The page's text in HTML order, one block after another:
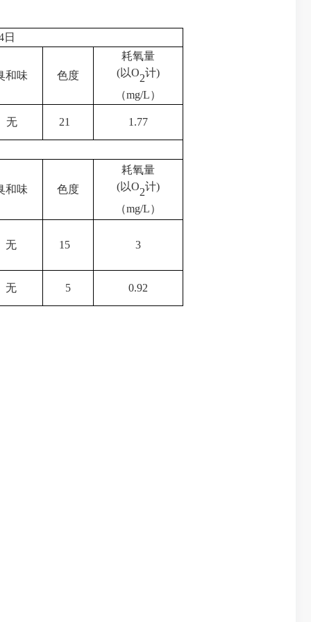
日
和味 色度
耗氧量
(以O2计)
（mg/L）
无 21 1.77
和味 色度
耗氧量
(以O2计)
（mg/L）
无 15 3
无 5 0.92